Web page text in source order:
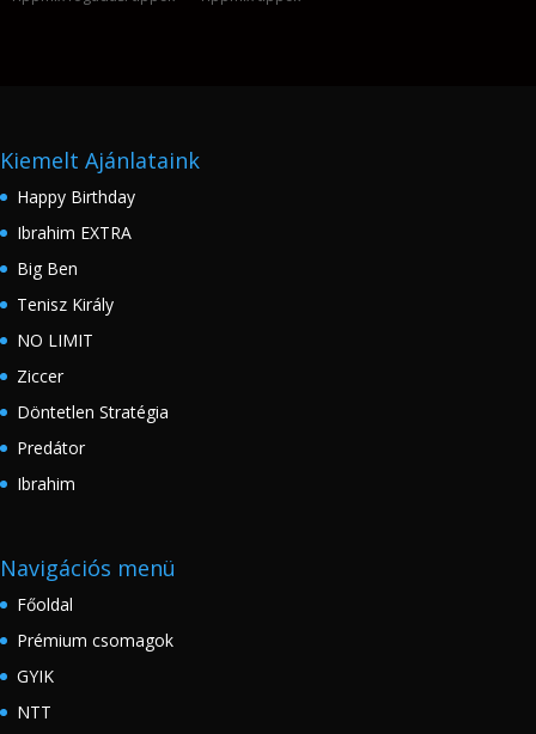
Kiemelt Ajánlataink
Happy Birthday
Ibrahim EXTRA
Big Ben
Tenisz Király
NO LIMIT
Ziccer
Döntetlen Stratégia
Predátor
Ibrahim
Navigációs menü
Főoldal
Prémium csomagok
GYIK
NTT